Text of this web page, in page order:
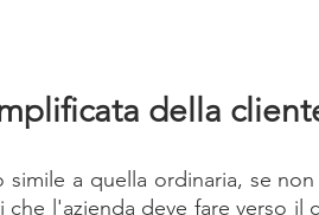
della
a quella ordinaria, se
l'azienda deve fare verso il